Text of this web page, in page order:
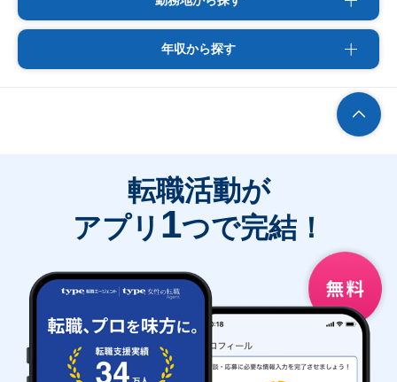
年収から探す
転職活動が
アプリ 1つで完結！